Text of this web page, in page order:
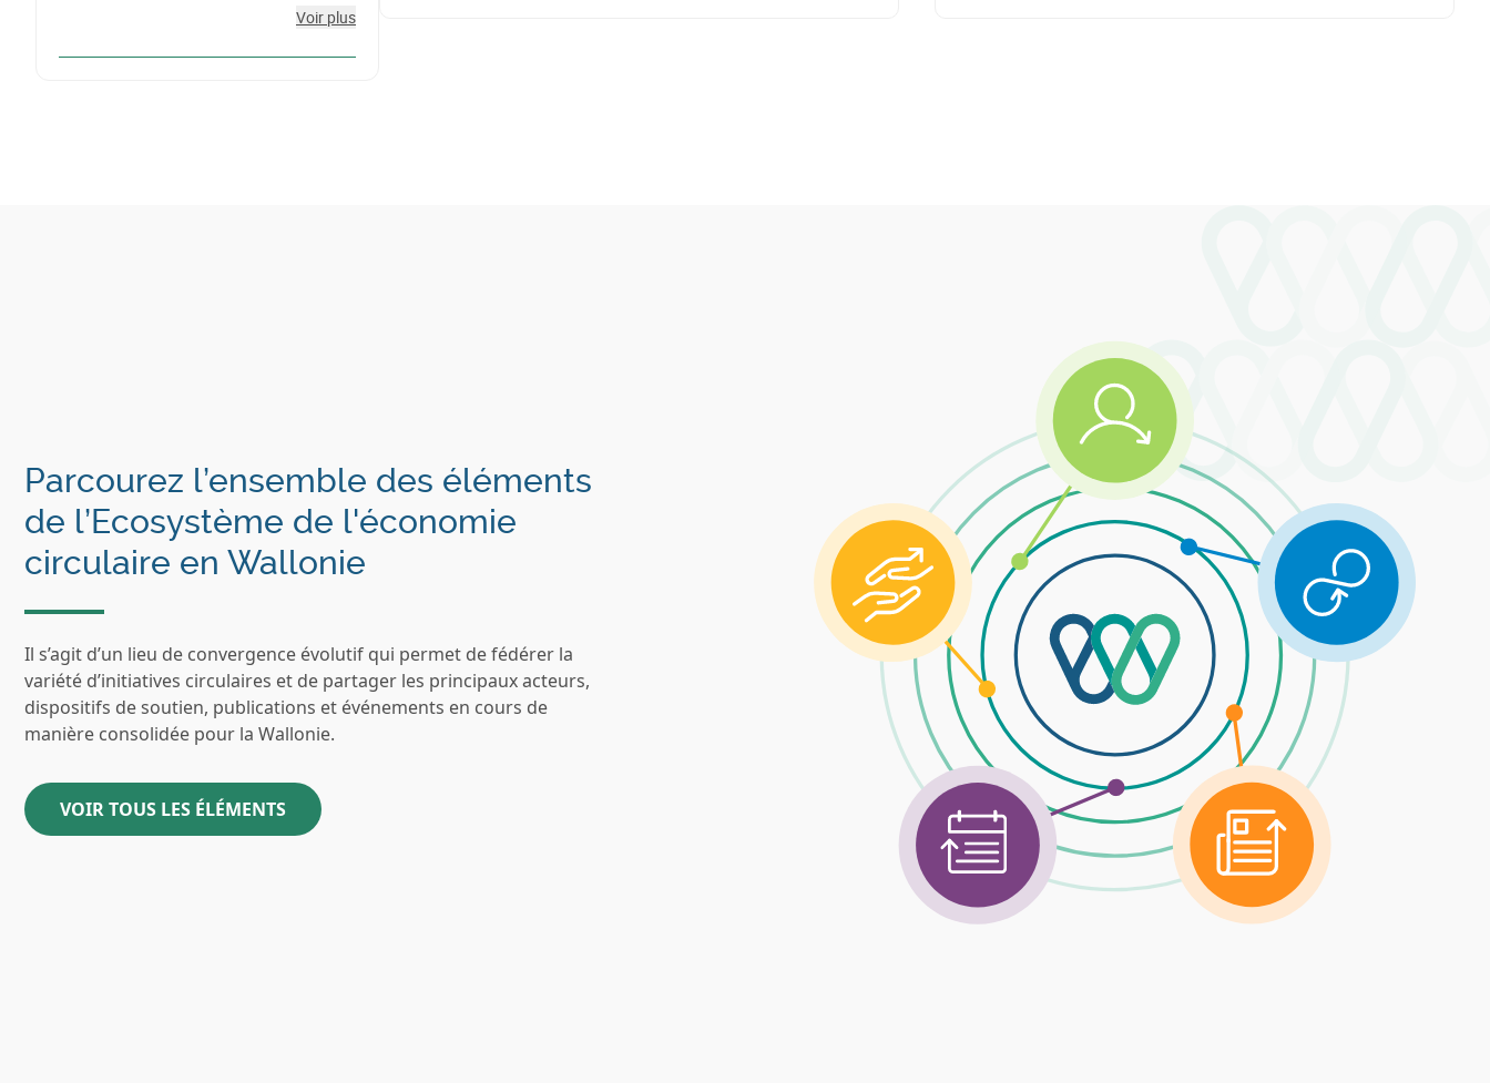
Voir plus
Parcourez l’ensemble des éléments
de l’Ecosystème de l'économie
circulaire en Wallonie
Il s’agit d’un lieu de convergence évolutif qui permet de fédérer la
variété d’initiatives circulaires et de partager les principaux acteurs,
dispositifs de soutien, publications et événements en cours de
manière consolidée pour la Wallonie.
VOIR TOUS LES ÉLÉMENTS